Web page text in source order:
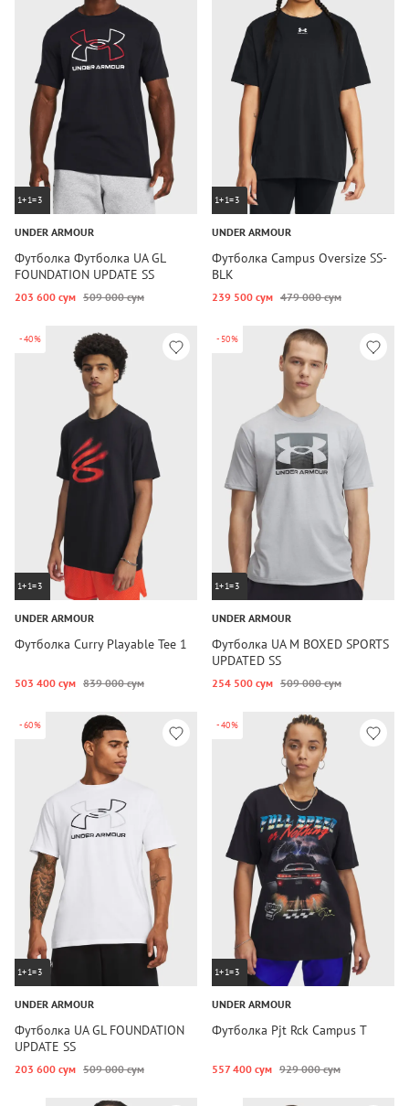
1+1=3
UNDER ARMOUR
Футболка Футболка UA GL
FOUNDATION UPDATE SS
203 600 сум 509 000 сум
1+1=3
UNDER ARMOUR
Футболка Campus Oversize SS-
BLK
239 500 сум 479 000 сум
-40%
1+1=3
UNDER ARMOUR
Футболка Curry Playable Tee 1
503 400 сум 839 000 сум
-50%
1+1=3
UNDER ARMOUR
Футболка UA M BOXED SPORTS
UPDATED SS
254 500 сум 509 000 сум
-60%
1+1=3
UNDER ARMOUR
Футболка UA GL FOUNDATION
UPDATE SS
203 600 сум 509 000 сум
-40%
1+1=3
UNDER ARMOUR
Футболка Pjt Rck Campus T
557 400 сум 929 000 сум